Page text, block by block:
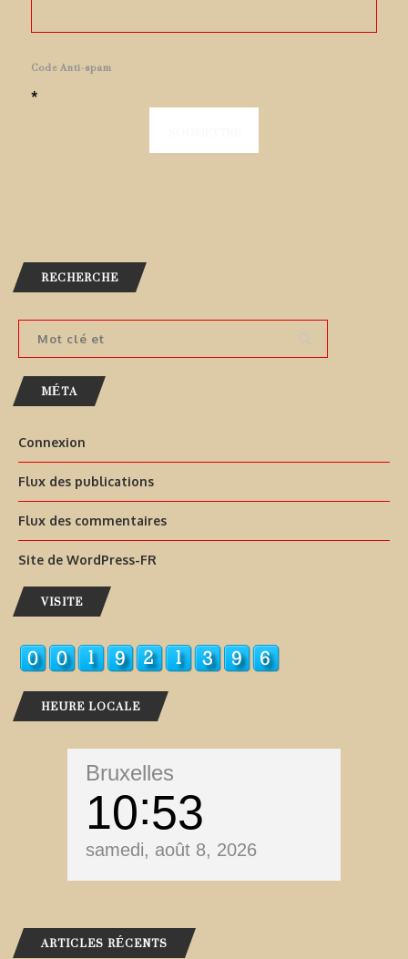
Code Anti-spam
*
RECHERCHE
MÉTA
Connexion
Flux des publications
Flux des commentaires
Site de WordPress-FR
VISITE
HEURE LOCALE
Bruxelles
10 53
samedi, août 8, 2026
ARTICLES RÉCENTS